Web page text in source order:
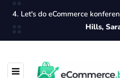
4. Let's do eCommerce
Hills,